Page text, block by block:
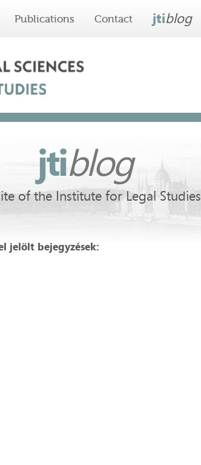
Publications Contact jtiblog
jtiblog
of the Institute for Legal Studies
jelölt bejegyzések: